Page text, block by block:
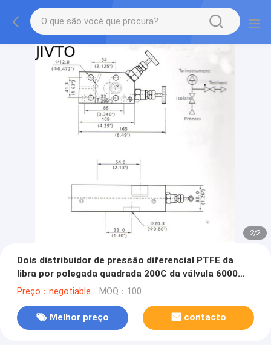
2/2
Dois distribuidor de pressão diferencial PTFE da
libra por polegada quadrada 200C da válvula 6000
Seat
Preço：negotiable MOQ：100
Melhor preço contacto